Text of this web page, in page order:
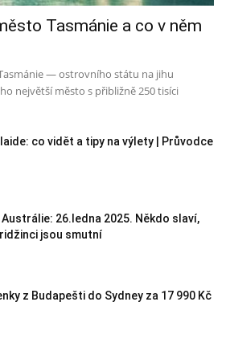
Tasmánie a co v něm
— ostrovního státu na jihu
největší město s přibližně 250 tisíci
co vidět a tipy na výlety | Průvodce
Austrálie: 26.ledna 2025. Někdo slaví,
jsou smutní
z Budapešti do Sydney za 17 990 Kč